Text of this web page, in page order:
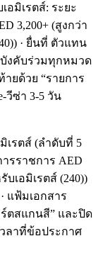
อมิเรตส์: ระยะ
3,200+ (สูงกว่า
· ยื่นที่ ตัวแทน
บังคับร่วมทุกหมวด
ยด้วย “รายการ
วีซ่า 3-5 วัน
เรตส์ (ลำดับที่ 5
รราชการ AED
เอมิเรตส์ (240))
แฟ้มเอกสาร
ตสแกนสี” และปิด
วลาที่ข้อประกาศ